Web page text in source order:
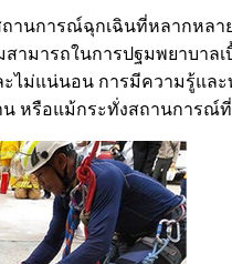
นการณ์ฉุกเฉินที่หลากหลา
ามารถในการปฐมพยาบา
ะไม่แน่นอน การมีความรู้แล
น หรือแม้กระทั่งสถานการณ์